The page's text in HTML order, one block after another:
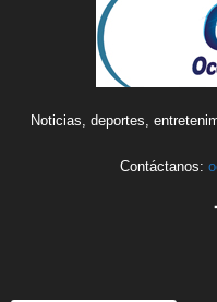
Noticias, deportes,
Contáctanos: